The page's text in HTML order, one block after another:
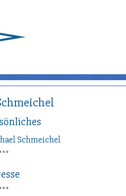
Schmeichel